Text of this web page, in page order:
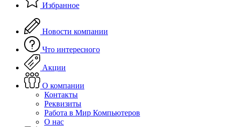
Избранное
Новости компании
Что интересного
Акции
О компании
Контакты
Реквизиты
Работа в Мир Компьютеров
О нас